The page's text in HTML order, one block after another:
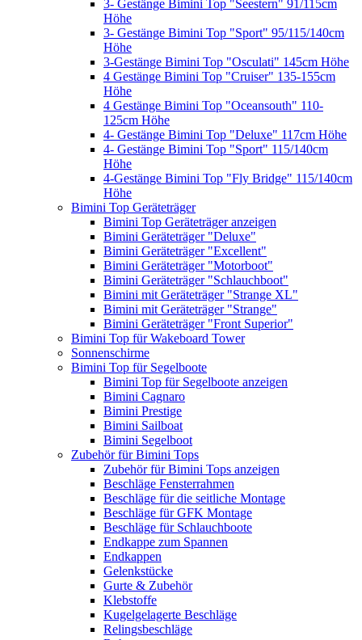
3- Gestänge Bimini Top "Seestern" 91/115cm
Höhe
3- Gestänge Bimini Top "Sport" 95/115/140cm
Höhe
3-Gestänge Bimini Top "Osculati" 145cm Höhe
4 Gestänge Bimini Top "Cruiser" 135-155cm
Höhe
4 Gestänge Bimini Top "Oceansouth" 110-
125cm Höhe
4- Gestänge Bimini Top "Deluxe" 117cm Höhe
4- Gestänge Bimini Top "Sport" 115/140cm
Höhe
4-Gestänge Bimini Top "Fly Bridge" 115/140cm
Höhe
Bimini Top Geräteträger
Bimini Top Geräteträger anzeigen
Bimini Geräteträger "Deluxe"
Bimini Geräteträger "Excellent"
Bimini Geräteträger "Motorboot"
Bimini Geräteträger "Schlauchboot"
Bimini mit Geräteträger "Strange XL"
Bimini mit Geräteträger "Strange"
Bimini Geräteträger "Front Superior"
Bimini Top für Wakeboard Tower
Sonnenschirme
Bimini Top für Segelboote
Bimini Top für Segelboote anzeigen
Bimini Cagnaro
Bimini Prestige
Bimini Sailboat
Bimini Segelboot
Zubehör für Bimini Tops
Zubehör für Bimini Tops anzeigen
Beschläge Fensterrahmen
Beschläge für die seitliche Montage
Beschläge für GFK Montage
Beschläge für Schlauchboote
Endkappe zum Spannen
Endkappen
Gelenkstücke
Gurte & Zubehör
Klebstoffe
Kugelgelagerte Beschläge
Relingsbeschläge